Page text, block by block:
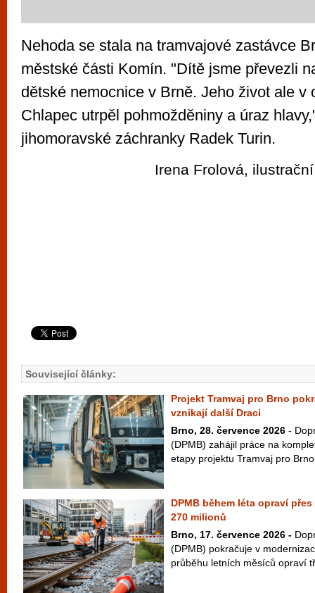
Nehoda se stala na tramvajové zastávce
městské části Komín. "Dítě jsme převezli
dětské nemocnice v Brně. Jeho život ale v
Chlapec utrpěl pohmožděniny a úraz
jihomoravské záchranky Radek Turin.
Irena Frolová,
Související články:
Projekt Tramvaj pro Brno
vznikají další Draci
Brno, 28. července 2026 -
(DPMB) zahájil práce na
etapy projektu Tramvaj pro
DPMB během léta opraví
270 milionů
Brno, 17. července 2026 -
(DPMB) pokračuje v
průběhu letních měsíců opraví